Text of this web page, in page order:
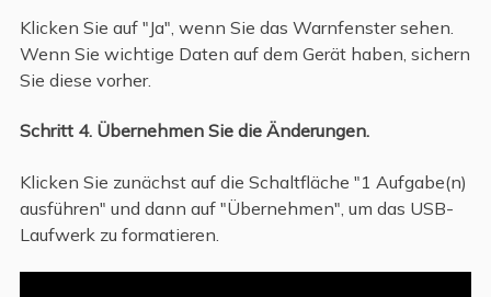
Klicken Sie auf "Ja", wenn Sie das Warnfenster sehen.
Wenn Sie wichtige Daten auf dem Gerät haben, sichern
Sie diese vorher.
Schritt 4. Übernehmen Sie die Änderungen.
Klicken Sie zunächst auf die Schaltfläche "1 Aufgabe(n)
ausführen" und dann auf "Übernehmen", um das USB-
Laufwerk zu formatieren.